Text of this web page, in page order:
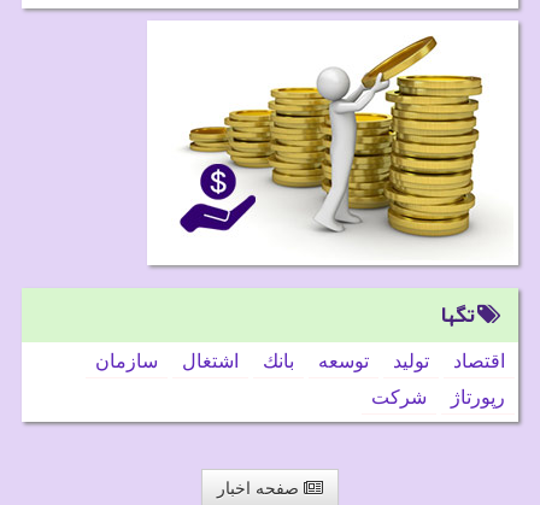
تگها
اقتصاد تولید توسعه بانك اشتغال
سازمان
رپورتاژ
شركت
صفحه اخبار